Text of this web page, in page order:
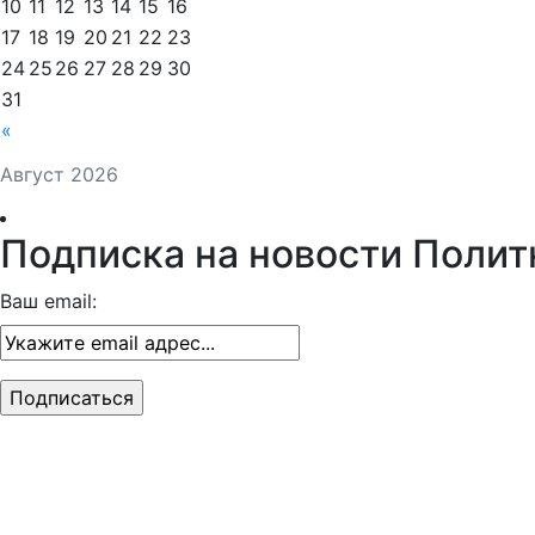
Август 2026
«
10 11 12 13 14 15 16
17 18 19 20 21 22 23
24 25 26 27 28 29 30
31
Подписка на новости
Ваш email: